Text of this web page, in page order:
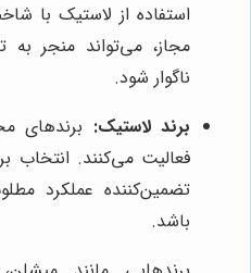
استفاده از لاستیک با
مجاز، می‌تواند منجر به
ناگوار شود.
برند لاستیک: برندهای
فعالیت می‌کنند. انتخاب
تضمین‌کننده عملکرد
باشد.